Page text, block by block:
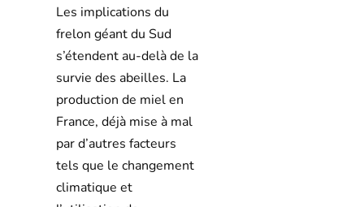
Les implications du
frelon géant du Sud
s’étendent au-delà de la
survie des abeilles. La
production de miel en
France, déjà mise à mal
par d’autres facteurs
tels que le changement
climatique et